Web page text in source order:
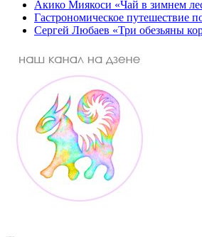
Акико Миякоси «Чай в зимнем
Гастрономическое путешествие
Сергей Любаев «Три обезьяны